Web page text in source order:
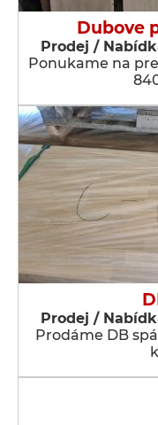
Dubove
Prodej /
Ponukame na
Prodej /
Prodáme DB